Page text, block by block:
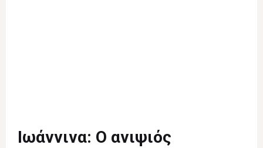
Ιωάννινα: Ο ανιψιός